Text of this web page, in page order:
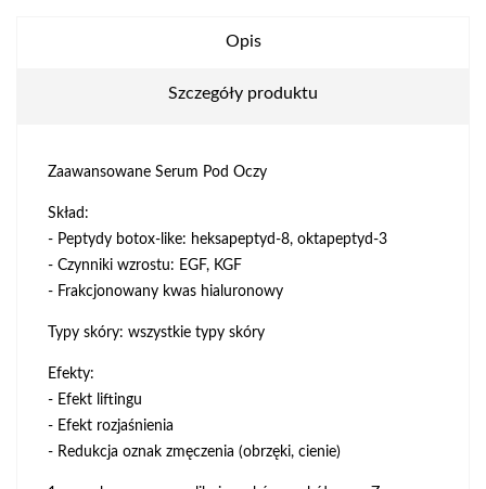
Opis
Szczegóły produktu
Zaawansowane Serum Pod Oczy
Skład:
- Peptydy botox-like: heksapeptyd-8, oktapeptyd-3
- Czynniki wzrostu: EGF, KGF
- Frakcjonowany kwas hialuronowy
Typy skóry: wszystkie typy skóry
Efekty:
- Efekt liftingu
- Efekt rozjaśnienia
- Redukcja oznak zmęczenia (obrzęki, cienie)